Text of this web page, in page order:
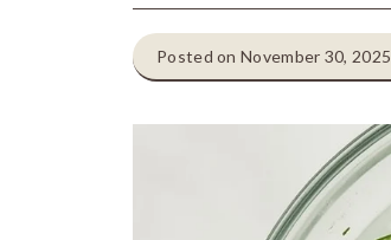
Posted on November 30, 2025